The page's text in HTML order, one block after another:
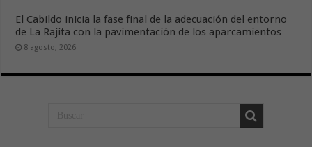
El Cabildo inicia la fase final de la adecuación del entorno
de La Rajita con la pavimentación de los aparcamientos
8 agosto, 2026